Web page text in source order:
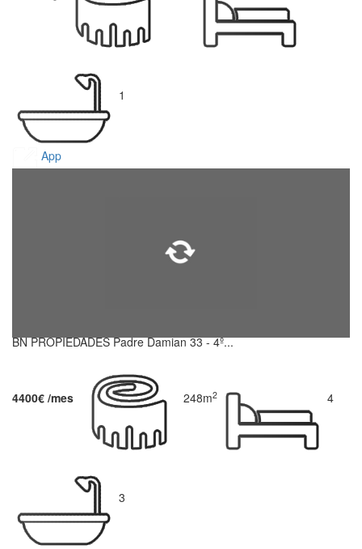
1
App
BN PROPIEDADES Padre Damian 33 - 4º...
4400€ /mes 248m2 4
3